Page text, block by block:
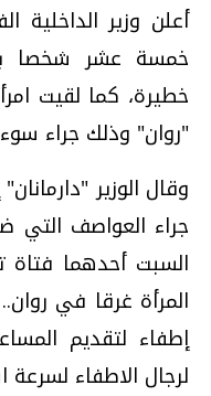
أعلن وزير الداخلية
خمسة عشر شخصا
"روان" وذلك جراء سوء
وقال الوزير
جراء العواصف التي
إطفاء لتقديم
لرجال الاطفاء